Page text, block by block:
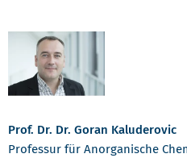
Prof. Dr. Dr. Goran Kaluderovic
Professur für Anorganische